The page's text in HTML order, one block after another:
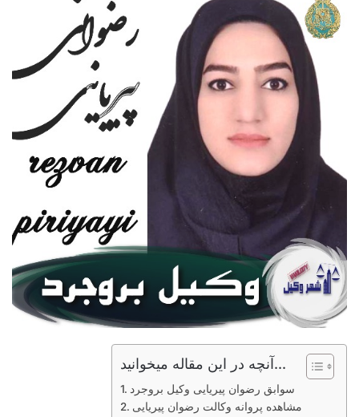
آنچه در این مقاله میخوانید...
سوابق رضوان پیریایی وکیل بروجرد
مشاهده پروانه وکالت رضوان پیریایی